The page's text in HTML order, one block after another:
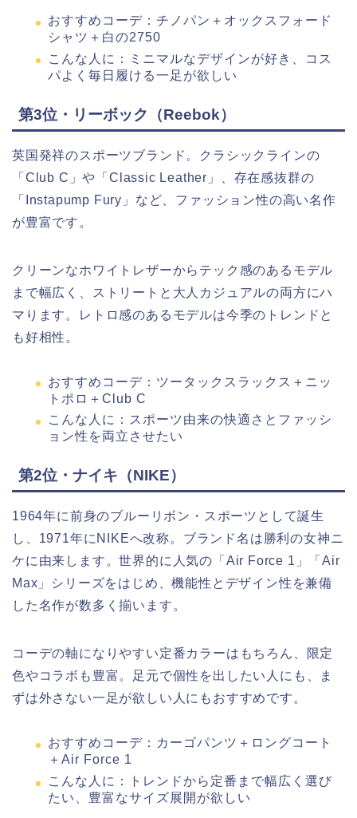
おすすめコーデ：チノパン＋オックスフォード
シャツ＋白の2750
こんな人に：ミニマルなデザインが好き、コス
パよく毎日履ける一足が欲しい
第3位・リーボック（Reebok）
英国発祥のスポーツブランド。クラシックラインの
「Club C」や「Classic Leather」、存在感抜群の
「Instapump Fury」など、ファッション性の高い名作
が豊富です。
クリーンなホワイトレザーからテック感のあるモデル
まで幅広く、ストリートと大人カジュアルの両方にハ
マります。レトロ感のあるモデルは今季のトレンドと
も好相性。
おすすめコーデ：ツータックスラックス＋ニッ
トポロ＋Club C
こんな人に：スポーツ由来の快適さとファッシ
ョン性を両立させたい
第2位・ナイキ（NIKE）
1964年に前身のブルーリボン・スポーツとして誕生
し、1971年にNIKEへ改称。ブランド名は勝利の女神ニ
ケに由来します。世界的に人気の「Air Force 1」「Air
Max」シリーズをはじめ、機能性とデザイン性を兼備
した名作が数多く揃います。
コーデの軸になりやすい定番カラーはもちろん、限定
色やコラボも豊富。足元で個性を出したい人にも、ま
ずは外さない一足が欲しい人にもおすすめです。
おすすめコーデ：カーゴパンツ＋ロングコート
＋Air Force 1
こんな人に：トレンドから定番まで幅広く選び
たい、豊富なサイズ展開が欲しい